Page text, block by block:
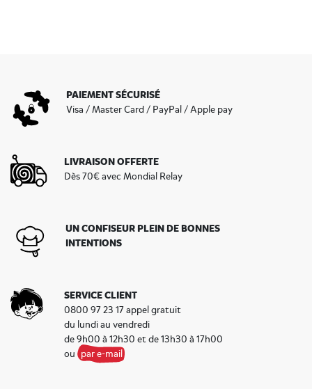
PAIEMENT SÉCURISÉ
Visa / Master Card / PayPal / Apple pay
LIVRAISON OFFERTE
Dès 70€ avec Mondial Relay
UN CONFISEUR PLEIN DE BONNES
INTENTIONS
SERVICE CLIENT
0800 97 23 17 appel gratuit
du lundi au vendredi
de 9h00 à 12h30 et de 13h30 à 17h00
ou par e-mail